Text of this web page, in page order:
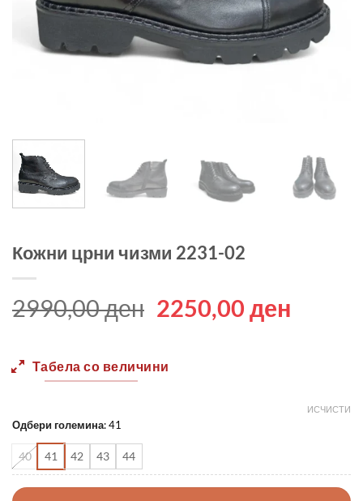
Кожни црни чизми 2231-02
2990,00ден Original
2990,00 ден.
2250,00 ден
Табела со величини
Одбери големина:41
40 41 42 43 44
ИСЧИСТИ